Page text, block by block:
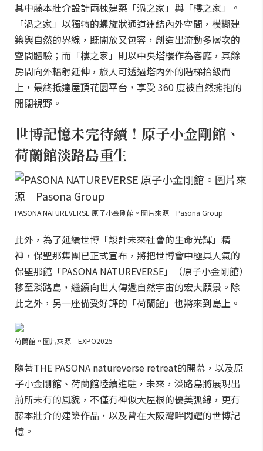
其中藤本壯介設計兩棟建築「渦之家」與「樓之家」。
「渦之家」以獨特的螺旋狀通道連結內外空間，模糊建
築與自然的界線，既開放又包容，創造出流動多層次的
空間體驗；而「樓之家」則以中央塔樓作為客廳，其餘
房間向外輻射延伸，旅人可透過塔內外的階梯拾級而
上，最終抵達屋頂花園平台，享受 360 度被自然擁抱的
開闊視野。
世博記憶未完待續！原子小金剛館、
荷蘭館淡路島重生
PASONA NATUREVERSE 原子小金剛館。圖片來源｜Pasona Group
此外，為了延續世博「設計未來社會的生命光輝」精
神，保聖那集團已正式宣布，將把世博會中極具人氣的
保聖那館「PASONA NATUREVERSE」（原子小金剛館）
移至淡路島，繼續向世人傳遞自然宇宙的宏大願景。除
此之外，另一座備受好評的「荷蘭館」也將來到島上。
荷蘭館。圖片來源｜EXPO2025
隨著THE PASONA natureverse retreat的開幕，以及原
子小金剛館、荷蘭館陸續進駐，未來，淡路島將展現出
前所未有的風貌，不僅有神似大屋根的優美弧線，更有
藤本壯介的建築作品，以及曾在大阪灣畔閃耀的世博記
憶。